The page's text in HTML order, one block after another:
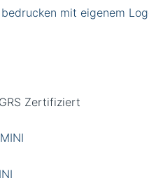
Zertifiziert